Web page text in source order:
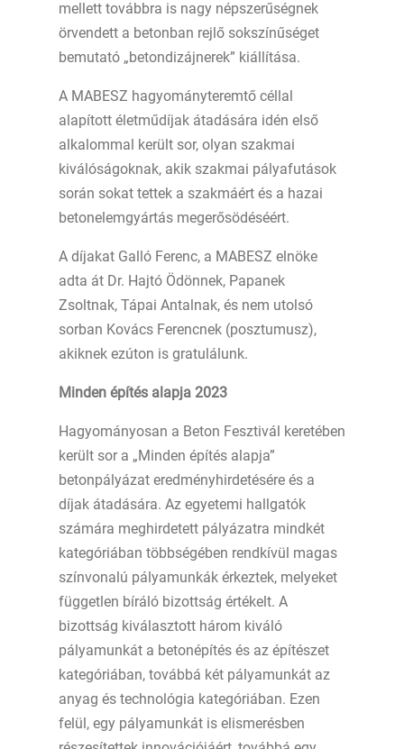
mellett továbbra is nagy népszerűségnek
örvendett a betonban rejlő sokszínűséget
bemutató „betondizájnerek” kiállítása.
A MABESZ hagyományteremtő céllal
alapított életműdíjak átadására idén első
alkalommal került sor, olyan szakmai
kiválóságoknak, akik szakmai pályafutások
során sokat tettek a szakmáért és a hazai
betonelemgyártás megerősödéséért.
A díjakat Galló Ferenc, a MABESZ elnöke
adta át Dr. Hajtó Ödönnek, Papanek
Zsoltnak, Tápai Antalnak, és nem utolsó
sorban Kovács Ferencnek (posztumusz),
akiknek ezúton is gratulálunk.
Minden építés alapja 2023
Hagyományosan a Beton Fesztivál keretében
került sor a „Minden építés alapja”
betonpályázat eredményhirdetésére és a
díjak átadására. Az egyetemi hallgatók
számára meghirdetett pályázatra mindkét
kategóriában többségében rendkívül magas
színvonalú pályamunkák érkeztek, melyeket
független bíráló bizottság értékelt. A
bizottság kiválasztott három kiváló
pályamunkát a betonépítés és az építészet
kategóriában, továbbá két pályamunkát az
anyag és technológia kategóriában. Ezen
felül, egy pályamunkát is elismerésben